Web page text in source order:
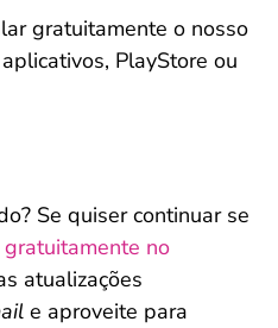
gratuitamente o nosso
PlayStore ou
Se quiser continuar se
no
atualizações
e aproveite para